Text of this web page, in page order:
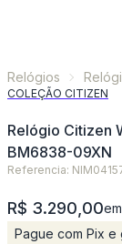
Relógios
COLEÇÃO CITIZEN
Relógio Citizen
BM6838-09XN
Referencia:
R$ 3.290,00em
Pague com Pix e